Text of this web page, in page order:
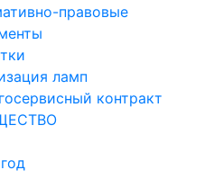
правовые
ламп
контракт